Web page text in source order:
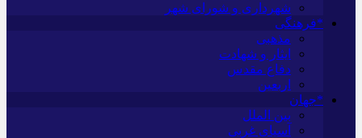
شهرداری و شورای شهر
*فرهنگی
مذهبی
ایثار و شهادت
دفاع مقدس
اربعین
*جهان
بین الملل
آسیای غربی